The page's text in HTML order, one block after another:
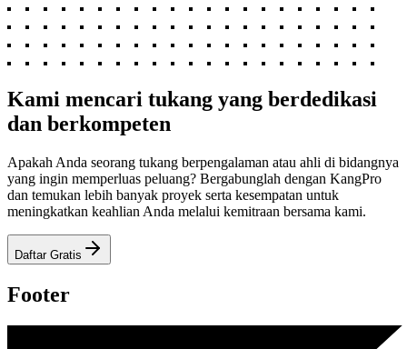
Kami mencari tukang yang berdedikasi
dan berkompeten
Apakah Anda seorang tukang berpengalaman atau ahli di bidangnya
yang ingin memperluas peluang? Bergabunglah dengan KangPro
dan temukan lebih banyak proyek serta kesempatan untuk
meningkatkan keahlian Anda melalui kemitraan bersama kami.
Daftar Gratis
Footer